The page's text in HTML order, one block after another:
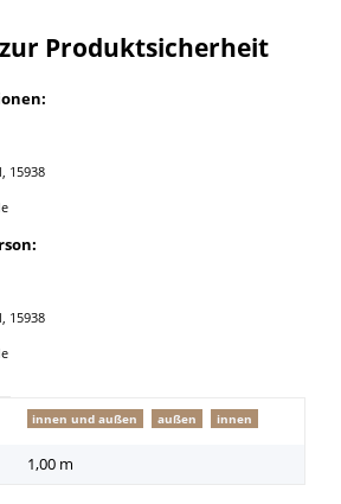
Produktsicherheit
15938
15938
innen und außen außen innen
1,00 m